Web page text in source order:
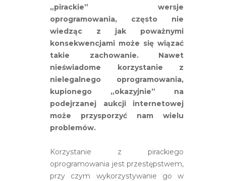
„pirackie” wersje
oprogramowania, często nie
wiedząc z jak poważnymi
konsekwencjami może się wiązać
takie zachowanie. Nawet
nieświadome korzystanie z
nielegalnego oprogramowania,
kupionego „okazyjnie” na
podejrzanej aukcji internetowej
może przysporzyć nam wielu
problemów.
Korzystanie z pirackiego
oprogramowania jest przestępstwem,
przy czym wykorzystywanie go w